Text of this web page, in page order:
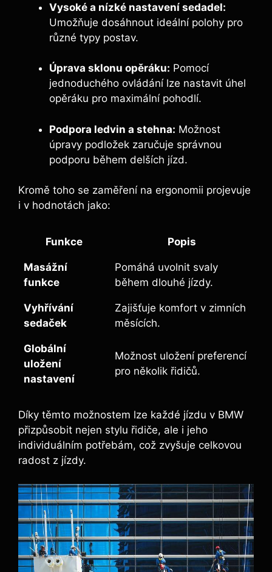
Vysoké a nízké nastavení sedadel:
Umožňuje dosáhnout ideální polohy pro
různé typy postav.
Úprava sklonu opěráku: Pomocí
jednoduchého ovládání lze nastavit úhel
opěráku pro maximální pohodlí.
Podpora ledvin a stehna: Možnost
úpravy podložek zaručuje správnou
podporu během delších jízd.
Kromě toho se zaměření na ergonomii projevuje
i v hodnotách jako:
Funkce Popis
Masážní
funkce
Pomáhá uvolnit svaly
během dlouhé jízdy.
Vyhřívání
sedaček
Zajišťuje komfort v zimních
měsících.
Globální
uložení
nastavení
Možnost uložení preferencí
pro několik řidičů.
Díky těmto možnostem lze každé jízdu v BMW
přizpůsobit nejen stylu řidiče, ale i jeho
individuálním potřebám, což zvyšuje celkovou
radost z jízdy.